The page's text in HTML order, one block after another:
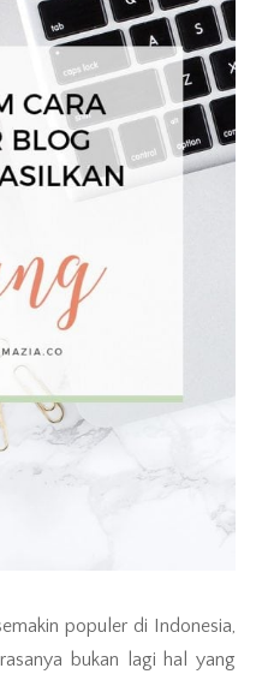
populer di Indonesia,
bukan lagi hal yang